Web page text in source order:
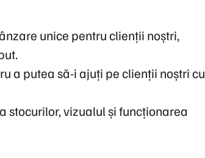
unice pentru clienții noștri,
a putea să-i ajuți pe clienții noștri cu
stocurilor, vizualul și funcționarea